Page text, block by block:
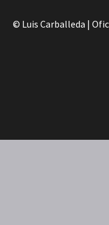
© Luis Carballeda |